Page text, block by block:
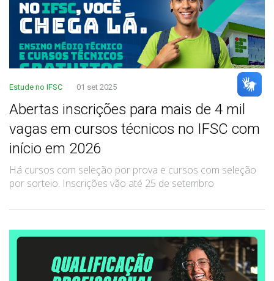
Estude no IFSC 01 set 2025
Abertas inscrições para mais de 4 mil
vagas em cursos técnicos no IFSC com
início em 2026
Há cursos com seleção por prova e cursos com seleção
por sorteio. Inscrições vão até 25 de setembro